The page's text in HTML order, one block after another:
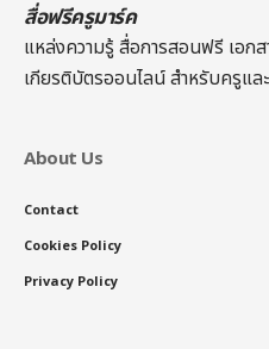
สื่อฟรีครูมาร์ค
แหล่งความรู้ สื่อการสอนฟรี เอก
เกียรติบัตรออนไลน์สำหรับครูแล
About Us
Contact
Cookies Policy
Privacy Policy